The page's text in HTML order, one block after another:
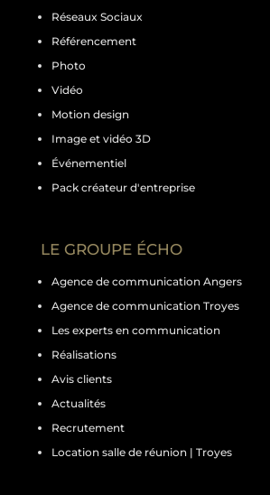
Réseaux Sociaux
Référencement
Photo
Vidéo
Motion design
Image et vidéo 3D
Événementiel
Pack créateur d'entreprise
LE GROUPE ÉCHO
Agence de communication Angers
Agence de communication Troyes
Les experts en communication
Réalisations
Avis clients
Actualités
Recrutement
Location salle de réunion | Troyes